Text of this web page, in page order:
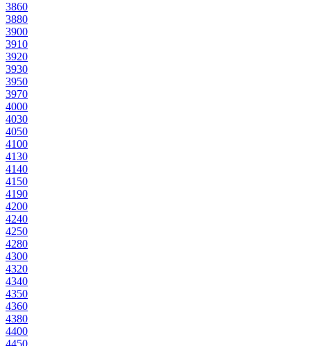
3860
3880
3900
3910
3920
3930
3950
3970
4000
4030
4050
4100
4130
4140
4150
4190
4200
4240
4250
4280
4300
4320
4340
4350
4360
4380
4400
4450